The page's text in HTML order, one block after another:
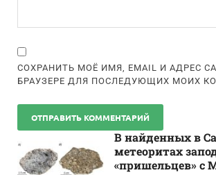
СОХРАНИТЬ МОЁ ИМЯ, EMAIL И АДРЕС
БРАУЗЕРЕ ДЛЯ ПОСЛЕДУЮЩИХ МОИХ
В найденных в
метеоритах
«пришельцев» с